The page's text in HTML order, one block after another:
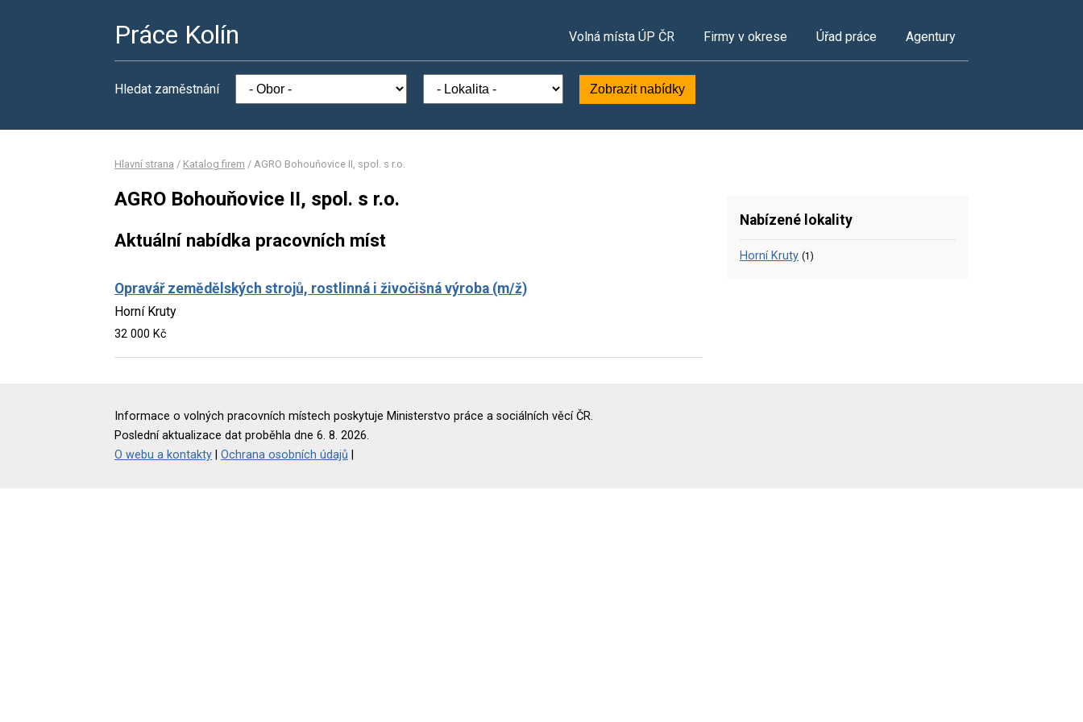
Práce Kolín Volná místa ÚP ČR Firmy v okrese Úřad práce Agentury
Hledat zaměstnání Zobrazit nabídky
Hlavní strana / Katalog firem / AGRO Bohouňovice II, spol. s r.o.
AGRO Bohouňovice II, spol. s r.o.
Aktuální nabídka pracovních míst
Opravář zemědělských strojů, rostlinná i živočišná výroba (m/ž)
Horní Kruty
32 000 Kč
Nabízené lokality
Horní Kruty (1)
Informace o volných pracovních místech poskytuje Ministerstvo práce a sociálních věcí ČR.
Poslední aktualizace dat proběhla dne 6. 8. 2026.
O webu a kontakty
Ochrana osobních údajů